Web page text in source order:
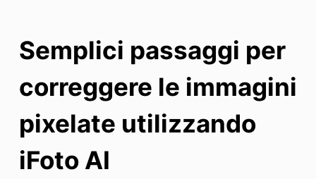
Semplici passaggi per
correggere le immagini
pixelate utilizzando
iFoto AI